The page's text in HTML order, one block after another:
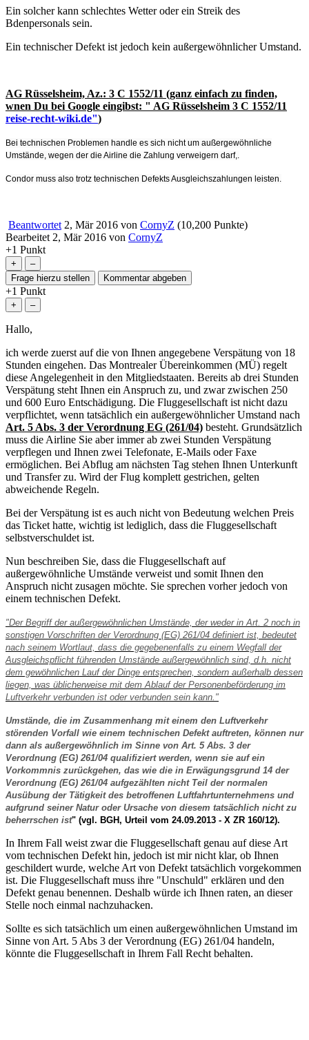
Ein solcher kann schlechtes Wetter oder ein Streik des
Bdenpersonals sein.
Ein technischer Defekt ist jedoch kein außergewöhnlicher Umstand.
AG Rüsselsheim, Az.: 3 C 1552/11 (ganz einfach zu finden,
wnen Du bei Google eingibst: " AG Rüsselsheim 3 C 1552/11
reise-recht-wiki.de")
Bei technischen Problemen handle es sich nicht um außergewöhnliche
Umstände, wegen der die Airline die Zahlung verweigern darf,.
Condor muss also trotz technischen Defekts Ausgleichszahlungen leisten.
Beantwortet 2, Mär 2016 von CornyZ (10,200 Punkte)
Bearbeitet 2, Mär 2016 von CornyZ
+1 Punkt
+1 Punkt
Hallo,
ich werde zuerst auf die von Ihnen angegebene Verspätung von 18
Stunden eingehen. Das Montrealer Übereinkommen (MÜ) regelt
diese Angelegenheit in den Mitgliedstaaten. Bereits ab drei Stunden
Verspätung steht Ihnen ein Anspruch zu, und zwar zwischen 250
und 600 Euro Entschädigung. Die Fluggesellschaft ist nicht dazu
verpflichtet, wenn tatsächlich ein außergewöhnlicher Umstand nach
Art. 5 Abs. 3 der Verordnung EG (261/04) besteht. Grundsätzlich
muss die Airline Sie aber immer ab zwei Stunden Verspätung
verpflegen und Ihnen zwei Telefonate, E-Mails oder Faxe
ermöglichen. Bei Abflug am nächsten Tag stehen Ihnen Unterkunft
und Transfer zu. Wird der Flug komplett gestrichen, gelten
abweichende Regeln.
Bei der Verspätung ist es auch nicht von Bedeutung welchen Preis
das Ticket hatte, wichtig ist lediglich, dass die Fluggesellschaft
selbstverschuldet ist.
Nun beschreiben Sie, dass die Fluggesellschaft auf
außergewöhnliche Umstände verweist und somit Ihnen den
Anspruch nicht zusagen möchte. Sie sprechen vorher jedoch von
einem technischen Defekt.
"Der Begriff der außergewöhnlichen Umstände, der weder in Art. 2 noch in
sonstigen Vorschriften der Verordnung (EG) 261/04 definiert ist, bedeutet
nach seinem Wortlaut, dass die gegebenenfalls zu einem Wegfall der
Ausgleichspflicht führenden Umstände außergewöhnlich sind, d.h. nicht
dem gewöhnlichen Lauf der Dinge entsprechen, sondern außerhalb dessen
liegen, was üblicherweise mit dem Ablauf der Personenbeförderung im
Luftverkehr verbunden ist oder verbunden sein kann."
Umstände, die im Zusammenhang mit einem den Luftverkehr
störenden Vorfall wie einem technischen Defekt auftreten, können nur
dann als außergewöhnlich im Sinne von Art. 5 Abs. 3 der
Verordnung (EG) 261/04 qualifiziert werden, wenn sie auf ein
Vorkommnis zurückgehen, das wie die in Erwägungsgrund 14 der
Verordnung (EG) 261/04 aufgezählten nicht Teil der normalen
Ausübung der Tätigkeit des betroffenen Luftfahrtunternehmens und
aufgrund seiner Natur oder Ursache von diesem tatsächlich nicht zu
beherrschen ist" (vgl. BGH, Urteil vom 24.09.2013 - X ZR 160/12).
In Ihrem Fall weist zwar die Fluggesellschaft genau auf diese Art
vom technischen Defekt hin, jedoch ist mir nicht klar, ob Ihnen
geschildert wurde, welche Art von Defekt tatsächlich vorgekommen
ist. Die Fluggesellschaft muss ihre "Unschuld" erklären und den
Defekt genau benennen. Deshalb würde ich Ihnen raten, an dieser
Stelle noch einmal nachzuhacken.
Sollte es sich tatsächlich um einen außergewöhnlichen Umstand im
Sinne von Art. 5 Abs 3 der Verordnung (EG) 261/04 handeln,
könnte die Fluggesellschaft in Ihrem Fall Recht behalten.